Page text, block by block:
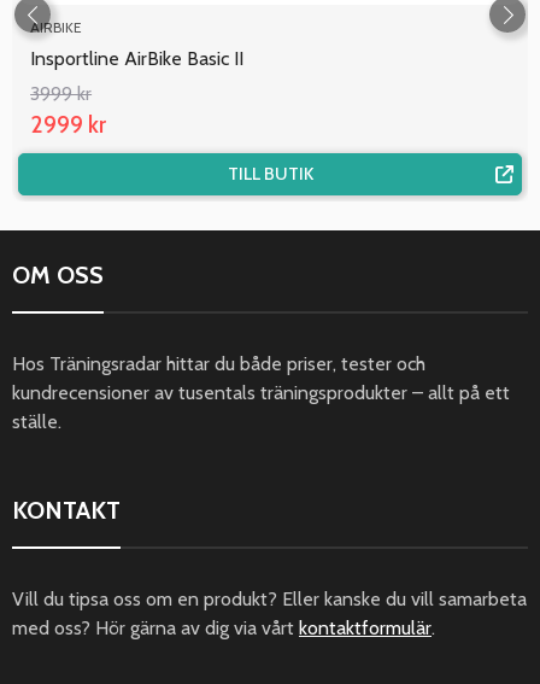
AIRBIKE
Insportline AirBike Basic II
3999 kr
2999 kr
TILL BUTIK
OM OSS
Hos Träningsradar hittar du både priser, tester och
kundrecensioner av tusentals träningsprodukter – allt på ett
ställe.
KONTAKT
Vill du tipsa oss om en produkt? Eller kanske du vill samarbeta
med oss? Hör gärna av dig via vårt kontaktformulär.